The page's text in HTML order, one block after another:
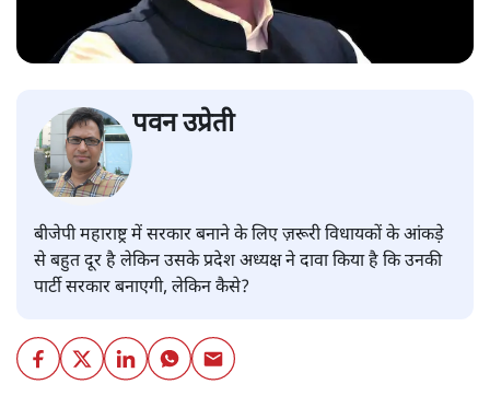
पवन उप्रेती
बीजेपी महाराष्ट्र में सरकार बनाने के लिए ज़रूरी विधायकों के आंकड़े
से बहुत दूर है लेकिन उसके प्रदेश अध्यक्ष ने दावा किया है कि उनकी
पार्टी सरकार बनाएगी, लेकिन कैसे?